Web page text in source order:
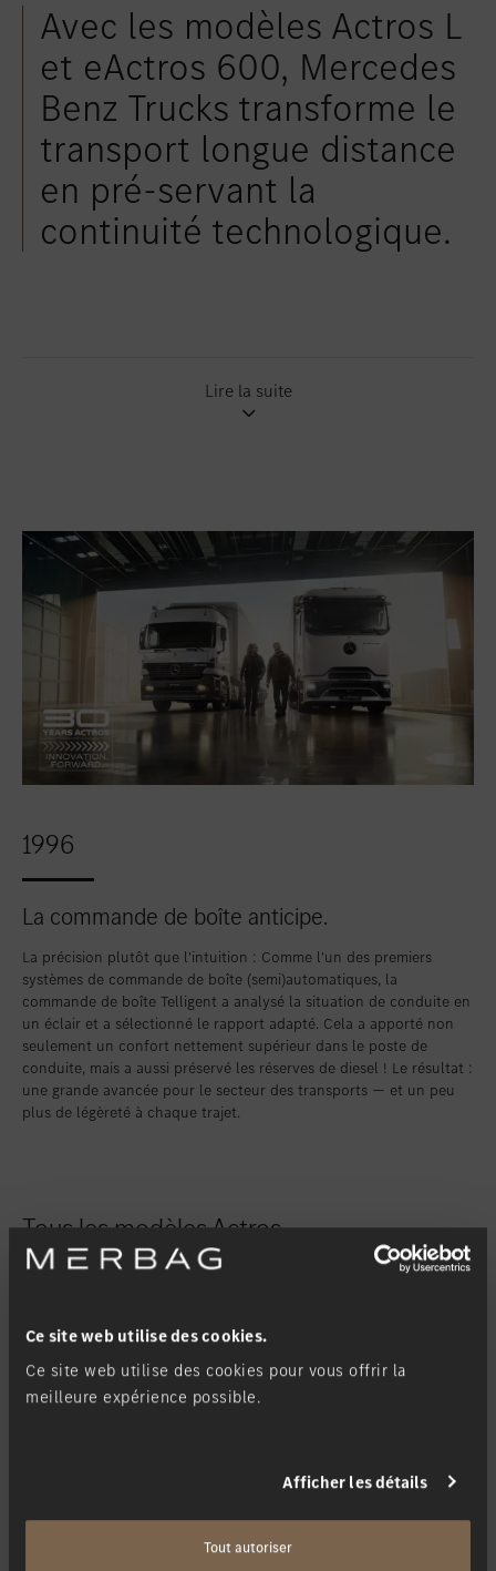
Ce site web utilise des cookies.
Ce site web utilise des cookies pour vous offrir la
meilleure expérience possible.
Afficher les détails
Tout autoriser
Avec les modèles Actros L
et eActros 600, Mercedes
Benz Trucks transforme le
transport longue distance
en pré-servant la
continuité technologique.
Lire la suite
1996
La commande de boîte anticipe.
La précision plutôt que l'intuition : Comme l'un des premiers
systèmes de commande de boîte (semi)automatiques, la
commande de boîte Telligent a analysé la situation de conduite en
un éclair et a sélectionné le rapport adapté. Cela a apporté non
seulement un confort nettement supérieur dans le poste de
conduite, mais a aussi préservé les réserves de diesel ! Le résultat :
une grande avancée pour le secteur des transports — et un peu
plus de légèreté à chaque trajet.
Tous les modèles Actros
eActros
Nouveau Électrique Long-courrier Distribution